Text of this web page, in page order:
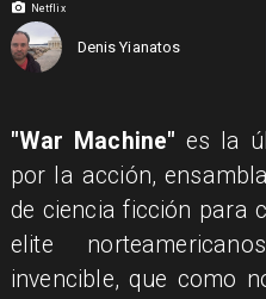
Netflix
Denis Yianatos
"War Machine" es la
por la acción,
de ciencia ficción para
elite
invencible, que como